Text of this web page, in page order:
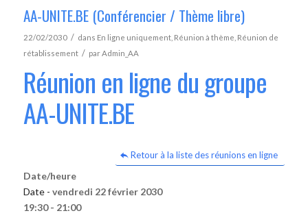
AA-UNITE.BE (Conférencier / Thème libre)
22/02/2030 / dans En ligne uniquement, Réunion à thème Réunion de
rétablissement / parAdmin_AA
Réunion en ligne du groupe
AA-UNITE.BE
Retour à la liste des réunions en ligne
Date/heure
Date - vendredi 22 février 2030
19:30 - 21:00